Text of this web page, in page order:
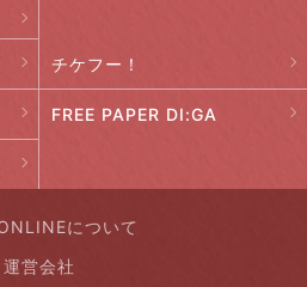
チケフー！
FREE PAPER DI:GA
について
運営会社